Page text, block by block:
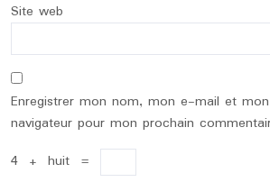
Site web
Enregistrer mon nom, mon e-mail et
navigateur pour mon prochain
4 + huit =